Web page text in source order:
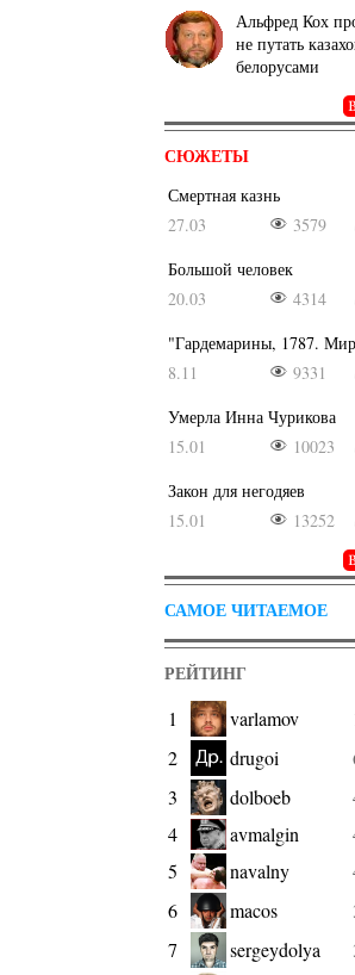
Альфред Кох
не путать
белорусами
СЮЖЕТЫ
Смертная казнь
27.03
3579
Большой человек
20.03
4314
"Гардемарины, 1787.
8.11
9331
Умерла Инна Чурикова
15.01
10023
Закон для негодяев
15.01
13252
САМОЕ ЧИТАЕМОЕ
РЕЙТИНГ
1
varlamov
2
drugoi
3
dolboeb
4
avmalgin
5
navalny
6
macos
7
sergeydolya